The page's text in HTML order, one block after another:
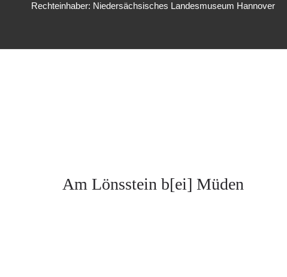
Rechteinhaber: Niedersächsisches Landesmuseum Hannover
Am Lönsstein b[ei] Müden